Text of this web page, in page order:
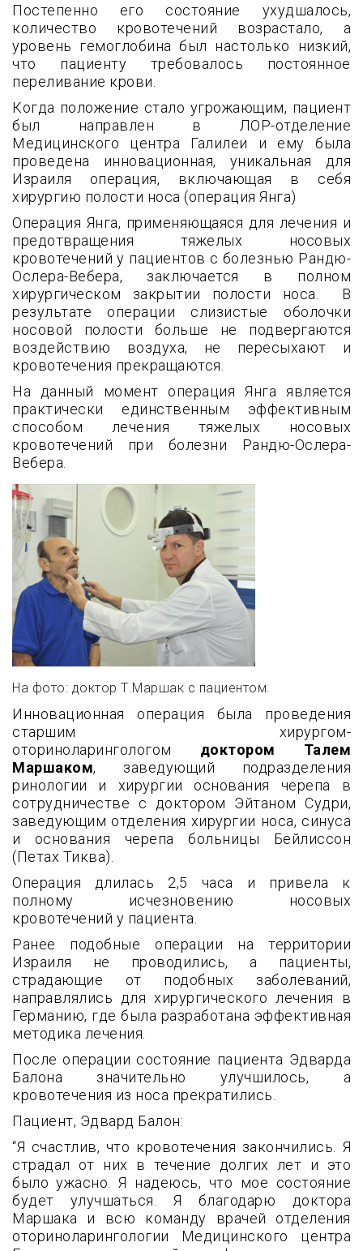
Постепенно его состояние ухудшалось,
количество кровотечений возрастало, а
уровень гемоглобина был настолько низкий,
что пациенту требовалось постоянное
переливание крови.
Когда положение стало угрожающим, пациент
был направлен в ЛОР-отделение
Медицинского центра Галилеи и ему была
проведена инновационная, уникальная для
Израиля операция, включающая в себя
хирургию полости носа (операция Янга)
Операция Янга, применяющаяся для лечения и
предотвращения тяжелых носовых
кровотечений у пациентов с болезнью Рандю-
Ослера-Вебера, заключается в полном
хирургическом закрытии полости носа. В
результате операции слизистые оболочки
носовой полости больше не подвергаются
воздействию воздуха, не пересыхают и
кровотечения прекращаются.
На данный момент операция Янга является
практически единственным эффективным
способом лечения тяжелых носовых
кровотечений при болезни Рандю-Ослера-
Вебера.
На фото: доктор Т.Маршак с пациентом.
Инновационная операция была проведения
старшим хирургом-
оториноларингологом доктором Талем
Маршаком, заведующий подразделения
ринологии и хирургии основания черепа в
сотрудничестве с доктором Эйтаном Судри,
заведующим отделения хирургии носа, синуса
и основания черепа больницы Бейлиссон
(Петах Тиква).
Операция длилась 2,5 часа и привела к
полному исчезновению носовых
кровотечений у пациента.
Ранее подобные операции на территории
Израиля не проводились, а пациенты,
страдающие от подобных заболеваний,
направлялись для хирургического лечения в
Германию, где была разработана эффективная
методика лечения.
После операции состояние пациента Эдварда
Балона значительно улучшилось, а
кровотечения из носа прекратились.
Пациент, Эдвард Балон:
“Я счастлив, что кровотечения закончились. Я
страдал от них в течение долгих лет и это
было ужасно. Я надеюсь, что мое состояние
будет улучшаться. Я благодарю доктора
Маршака и всю команду врачей отделения
оториноларингологии Медицинского центра